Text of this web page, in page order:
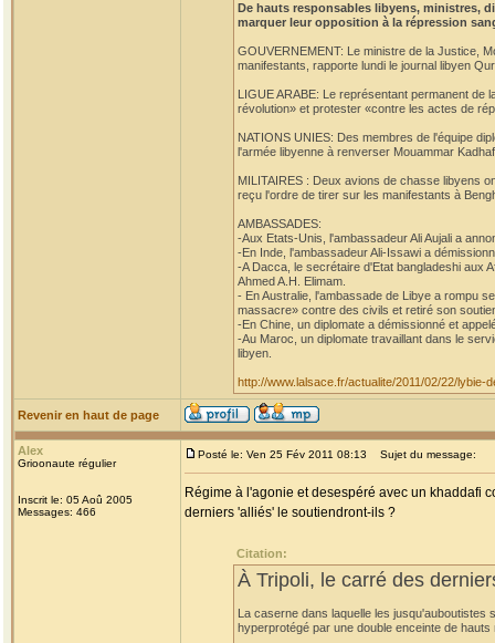
De hauts responsables libyens, ministres,
marquer leur opposition à la répression
GOUVERNEMENT: Le ministre de la Justice,
manifestants, rapporte lundi le journal libyen
LIGUE ARABE: Le représentant permanent de
révolution» et protester «contre les actes de
NATIONS UNIES: Des membres de l'équipe
l'armée libyenne à renverser Mouammar
MILITAIRES : Deux avions de chasse libyens
reçu l'ordre de tirer sur les manifestants à
AMBASSADES:
-Aux Etats-Unis, l'ambassadeur Ali Aujali a
-En Inde, l'ambassadeur Ali-Issawi a
-A Dacca, le secrétaire d'Etat bangladeshi aux
Ahmed A.H. Elimam.
- En Australie, l'ambassade de Libye a rompu
massacre» contre des civils et retiré son
-En Chine, un diplomate a démissionné et
-Au Maroc, un diplomate travaillant dans le
libyen.
http://www.lalsace.fr/actualite/2011/02/22/
Revenir en haut de page
Alex
Grioonaute régulier
Inscrit le: 05 Aoû 2005
Messages: 466
Posté le: Ven 25 Fév 2011 08:13 Sujet du message:
Régime à l'agonie et desespéré avec un khaddafi
derniers 'alliés' le soutiendront-ils ?
Citation:
À Tripoli, le carré des
La caserne dans laquelle les jusqu'auboutistes
hyperprotégé par une double enceinte de